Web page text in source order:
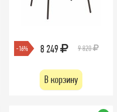
-16% 8 249 9 820
В корзину